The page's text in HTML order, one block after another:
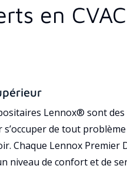
en
Lennox® sont des
de tout
Chaque Lennox Premier
niveau de confort et de